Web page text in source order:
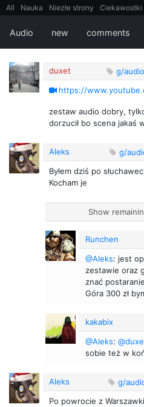
All Nauka Niezłe strony Ciekawostki
Bezpieczeństwo
Książki Sugestie
gify
Cytaty Mapy Film Android itt
Audio new comments
duxet g/audio
https://
zestaw audio dobry,
dorzucił bo scena jakaś
Aleks
g/
Byłem dziś po
Kocham je
Show
Runchen
@Aleks: jest
zestawie oraz
znać
Góra 300 zł
kakabix
@Aleks:
sobie też w
Aleks
g/
Po powrocie z